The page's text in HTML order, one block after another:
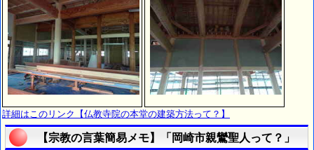
詳細はこのリンク【仏教寺院の本堂の建築方法って？】
【宗教の言葉簡易メモ】「岡崎市親鸞聖人って？」